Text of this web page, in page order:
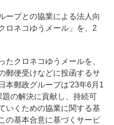
ープとの協業による法人向
ロネコゆうメール」を、2
たクロネコゆうメールを、
郵便受けなどに投函するサ
本郵政グループは'23年6月1
の解決に貢献し、持続可
いくための協業に関する基
の基本合意に基づくサービ